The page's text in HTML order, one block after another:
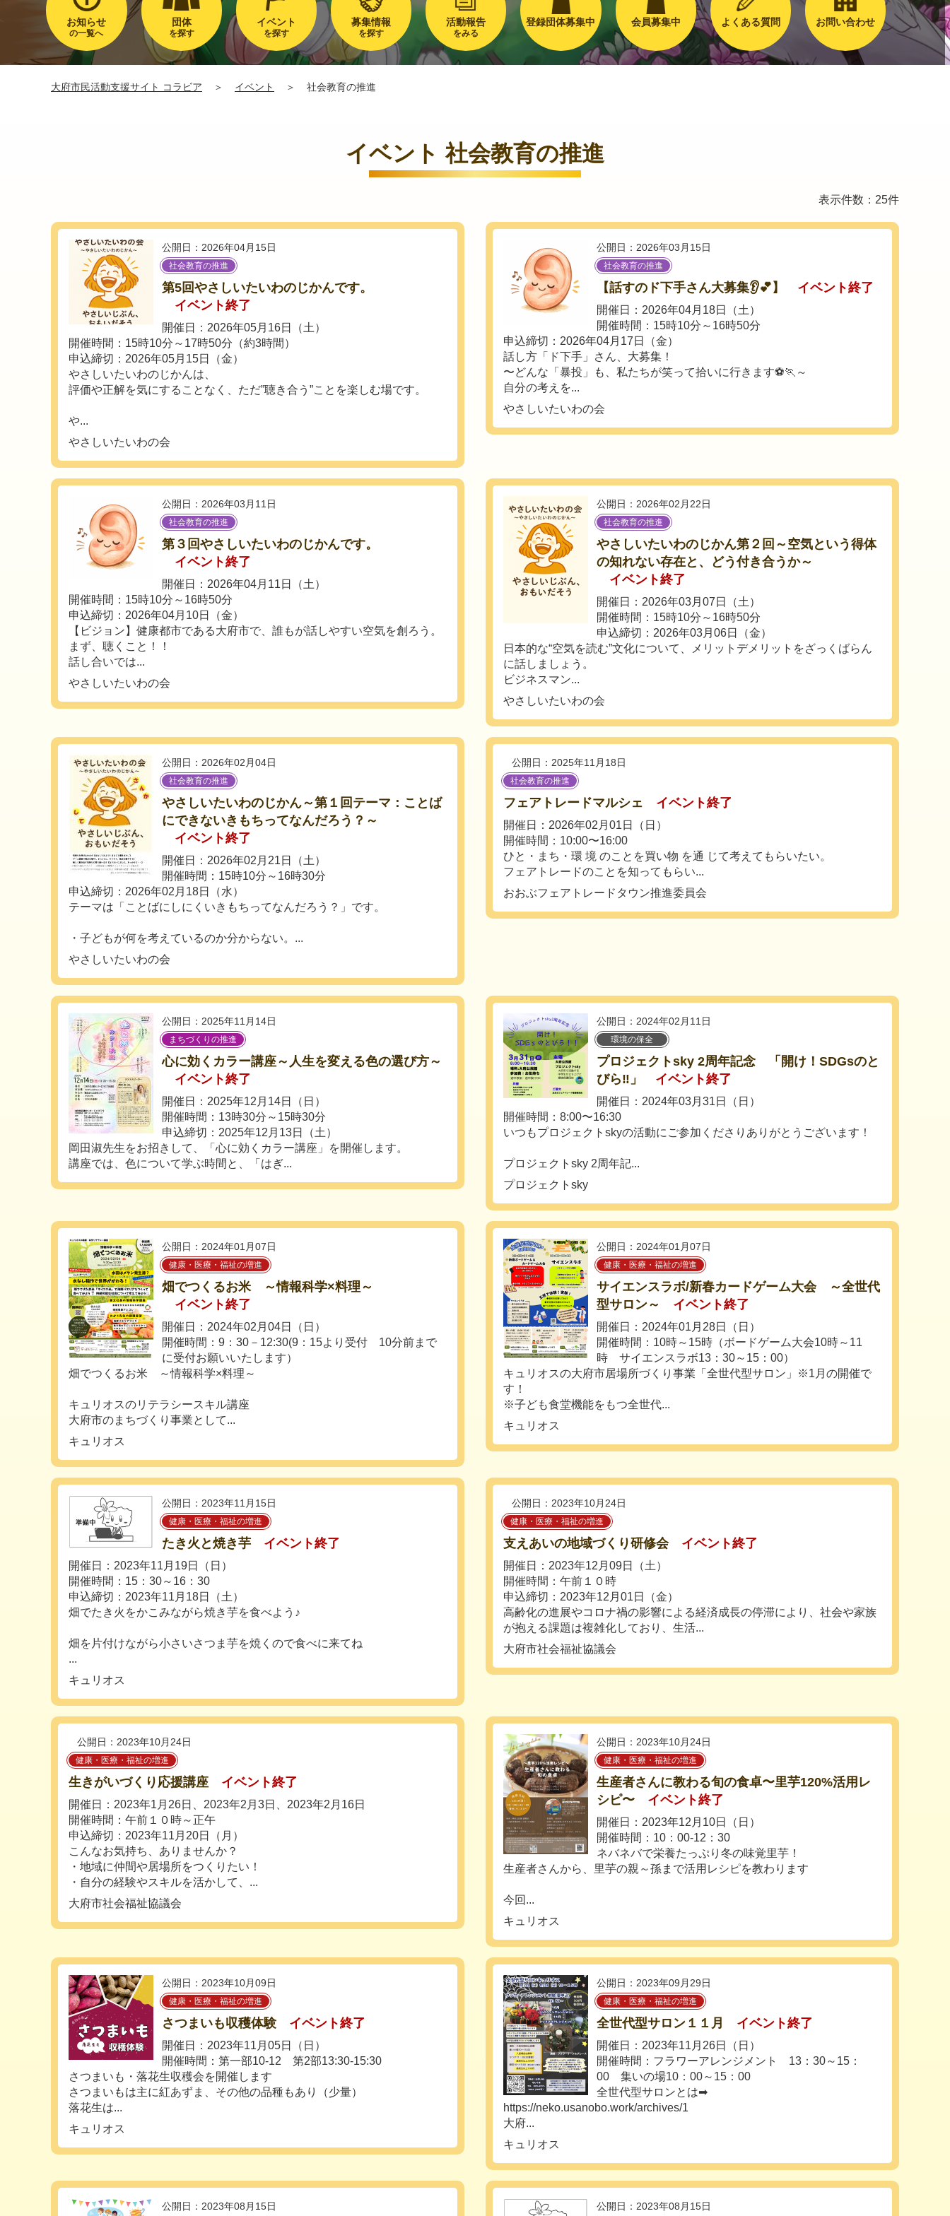
お知らせ
の一覧へ
団体
を探す
イベント
を探す
募集情報
を探す
活動報告
をみる
登録団体募集中 会員募集中 よくある質問 お問い合わせ
大府市民活動支援サイト コラビア ＞ イベント ＞ 社会教育の推進
イベント 社会教育の推進
表示件数：25件
公開日：2026年04月15日
社会教育の推進
第5回やさしいたいわのじかんです。
イベント終了
開催日：2026年05月16日（土）
開催時間：15時10分～17時50分（約3時間）
申込締切：2026年05月15日（金）
やさしいたいわのじかんは、
評価や正解を気にすることなく、ただ”聴き合う”ことを楽しむ場です。
や...
やさしいたいわの会
公開日：2026年03月15日
社会教育の推進
【話すのド下手さん大募集👂💕】 イベント終了
開催日：2026年04月18日（土）
開催時間：15時10分～16時50分
申込締切：2026年04月17日（金）
話し方「ド下手」さん、大募集！
〜どんな「暴投」も、私たちが笑って拾いに行きます⚽🏃～
自分の考えを...
やさしいたいわの会
公開日：2026年03月11日
社会教育の推進
第３回やさしいたいわのじかんです。
イベント終了
開催日：2026年04月11日（土）
開催時間：15時10分～16時50分
申込締切：2026年04月10日（金）
【ビジョン】健康都市である大府市で、誰もが話しやすい空気を創ろう。
まず、聴くこと！！
話し合いでは...
やさしいたいわの会
公開日：2026年02月22日
社会教育の推進
やさしいたいわのじかん第２回～空気という得体
の知れない存在と、どう付き合うか～
イベント終了
開催日：2026年03月07日（土）
開催時間：15時10分～16時50分
申込締切：2026年03月06日（金）
日本的な“空気を読む”文化について、メリットデメリットをざっくばらん
に話しましょう。
ビジネスマン...
やさしいたいわの会
公開日：2026年02月04日
社会教育の推進
やさしいたいわのじかん～第１回テーマ：ことば
にできないきもちってなんだろう？～
イベント終了
開催日：2026年02月21日（土）
開催時間：15時10分～16時30分
申込締切：2026年02月18日（水）
テーマは「ことばにしにくいきもちってなんだろう？」です。
・子どもが何を考えているのか分からない。...
やさしいたいわの会
公開日：2025年11月18日
社会教育の推進
フェアトレードマルシェ イベント終了
開催日：2026年02月01日（日）
開催時間：10:00〜16:00
ひと・まち・環 境 のことを買い物 を通 じて考えてもらいたい。
フェアトレードのことを知ってもらい...
おおぶフェアトレードタウン推進委員会
公開日：2025年11月14日
まちづくりの推進
心に効くカラー講座～人生を変える色の選び方～
イベント終了
開催日：2025年12月14日（日）
開催時間：13時30分～15時30分
申込締切：2025年12月13日（土）
岡田淑先生をお招きして、「心に効くカラー講座」を開催します。
講座では、色について学ぶ時間と、「はぎ...
公開日：2024年02月11日
環境の保全
プロジェクトsky 2周年記念 「開け！SDGsのと
びら‼︎」
イベント終了
開催日：2024年03月31日（日）
開催時間：8:00〜16:30
いつもプロジェクトskyの活動にご参加くださりありがとうございます！
プロジェクトsky 2周年記...
プロジェクトsky
公開日：2024年01月07日
健康・医療・福祉の増進
畑でつくるお米 ～情報科学×料理～
イベント終了
開催日：2024年02月04日（日）
開催時間：9：30－12:30(9：15より受付 10分前まで
に受付お願いいたします）
畑でつくるお米 ～情報科学×料理～
キュリオスのリテラシースキル講座
大府市のまちづくり事業として...
キュリオス
公開日：2024年01月07日
健康・医療・福祉の増進
サイエンスラボ/新春カードゲーム大会 ～全世代
型サロン～
イベント終了
開催日：2024年01月28日（日）
開催時間：10時～15時（ボードゲーム大会10時～11
時 サイエンスラボ13：30～15：00）
キュリオスの大府市居場所づくり事業「全世代型サロン」※1月の開催で
す！
※子ども食堂機能をもつ全世代...
キュリオス
公開日：2023年11月15日
健康・医療・福祉の増進
たき火と焼き芋 イベント終了
開催日：2023年11月19日（日）
開催時間：15：30～16：30
申込締切：2023年11月18日（土）
畑でたき火をかこみながら焼き芋を食べよう♪
畑を片付けながら小さいさつま芋を焼くので食べに来てね
...
キュリオス
公開日：2023年10月24日
健康・医療・福祉の増進
支えあいの地域づくり研修会 イベント終了
開催日：2023年12月09日（土）
開催時間：午前１０時
申込締切：2023年12月01日（金）
高齢化の進展やコロナ禍の影響による経済成長の停滞により、社会や家族
が抱える課題は複雑化しており、生活...
大府市社会福祉協議会
公開日：2023年10月24日
健康・医療・福祉の増進
生きがいづくり応援講座 イベント終了
開催日：2023年1月26日、2023年2月3日、2023年2月16日
開催時間：午前１０時～正午
申込締切：2023年11月20日（月）
こんなお気持ち、ありませんか？
・地域に仲間や居場所をつくりたい！
・自分の経験やスキルを活かして、...
大府市社会福祉協議会
公開日：2023年10月24日
健康・医療・福祉の増進
生産者さんに教わる旬の食卓〜里芋120%活用レ
シピ〜
イベント終了
開催日：2023年12月10日（日）
開催時間：10：00-12：30
ネバネバで栄養たっぷり冬の味覚里芋！
生産者さんから、里芋の親～孫まで活用レシピを教わります
今回...
キュリオス
公開日：2023年10月09日
健康・医療・福祉の増進
さつまいも収穫体験 イベント終了
開催日：2023年11月05日（日）
開催時間：第一部10-12 第2部13:30-15:30
さつまいも・落花生収穫会を開催します
さつまいもは主に紅あずま、その他の品種もあり（少量）
落花生は...
キュリオス
公開日：2023年09月29日
健康・医療・福祉の増進
全世代型サロン１１月 イベント終了
開催日：2023年11月26日（日）
開催時間：フラワーアレンジメント 13：30～15：
00 集いの場10：00～15：00
全世代型サロンとは➡
https://neko.usanobo.work/archives/1
大府...
キュリオス
公開日：2023年08月15日 公開日：2023年08月15日